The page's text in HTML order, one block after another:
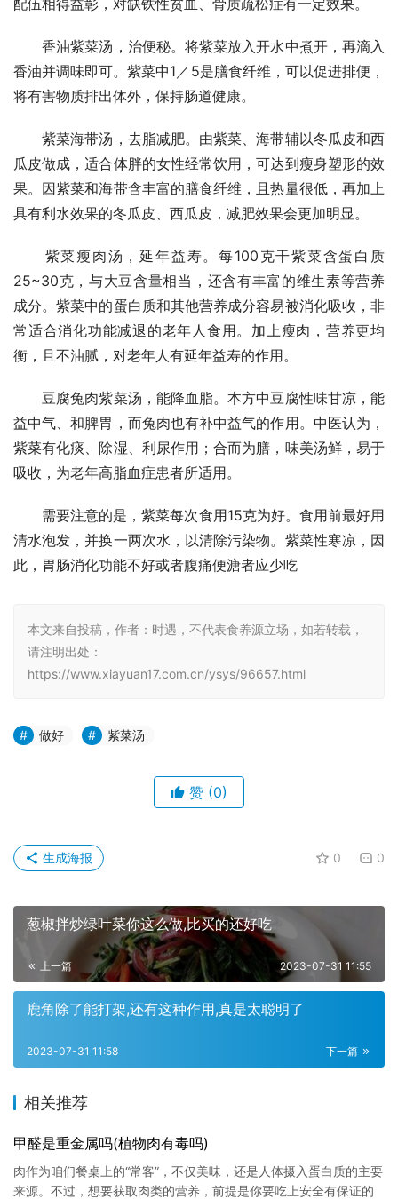
香油紫菜汤，治便秘。将紫菜放入开水中煮开，再滴入
香油并调味即可。紫菜中1／5是膳食纤维，可以促进排便，
将有害物质排出体外，保持肠道健康。
紫菜海带汤，去脂减肥。由紫菜、海带辅以冬瓜皮和西
瓜皮做成，适合体胖的女性经常饮用，可达到瘦身塑形的效
果。因紫菜和海带含丰富的膳食纤维，且热量很低，再加上
具有利水效果的冬瓜皮、西瓜皮，减肥效果会更加明显。
紫菜瘦肉汤，延年益寿。每100克干紫菜含蛋白质
25~30克，与大豆含量相当，还含有丰富的维生素等营养
成分。紫菜中的蛋白质和其他营养成分容易被消化吸收，非
常适合消化功能减退的老年人食用。加上瘦肉，营养更均
衡，且不油腻，对老年人有延年益寿的作用。
豆腐兔肉紫菜汤，能降血脂。本方中豆腐性味甘凉，能
益中气、和脾胃，而兔肉也有补中益气的作用。中医认为，
紫菜有化痰、除湿、利尿作用；合而为膳，味美汤鲜，易于
吸收，为老年高脂血症患者所适用。
需要注意的是，紫菜每次食用15克为好。食用前最好用
清水泡发，并换一两次水，以清除污染物。紫菜性寒凉，因
此，胃肠消化功能不好或者腹痛便溏者应少吃
本文来自投稿，作者：时遇，不代表食养源立场，如若转载，
请注明出处：
https://www.xiayuan17.com.cn/ysys/96657.html
做好 紫菜汤
赞 (0)
0 0
生成海报
葱椒拌炒绿叶菜你这么做,比买的还好吃
上一篇 2023-07-31 11:55
鹿角除了能打架,还有这种作用,真是太聪明了
下一篇
2023-07-31 11:58
相关推荐
甲醛是重金属吗(植物肉有毒吗)
肉作为咱们餐桌上的“常客”，不仅美味，还是人体摄入蛋白质的主要
来源。不过，想要获取肉类的营养，前提是你要吃上安全有保证的